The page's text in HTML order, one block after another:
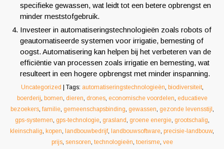
specifieke gewassen, wat leidt tot een betere opbrengst en
minder meststofgebruik.
Investeer in automatiseringstechnologieën zoals robots of
geautomatiseerde systemen voor irrigatie, bemesting of
oogst. Automatisering kan helpen bij het verbeteren van de
efficiëntie van processen zoals irrigatie en bemesting, wat
resulteert in een hogere opbrengst met minder inspanning.
Uncategorized | Tags: automatiseringstechnologieën, biodiversiteit,
boerderij, bomen, dieren, drones, economische voordelen, educatieve
bezoekers, familie, gemeenschapsbinding, gewassen, gezonde levensstijl ,
gps-systemen, gps-technologie, grasland, groene energie, grootschalig,
kleinschalig, kopen, landbouwbedrijf, landbouwsoftware, precisie-landbouw,
prijs, sensoren, technologieën, toerisme, vee